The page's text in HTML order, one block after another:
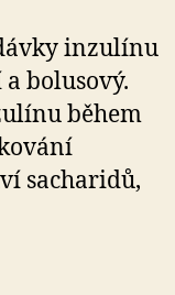
inzulínu
bolusový.
během
sacharidů,